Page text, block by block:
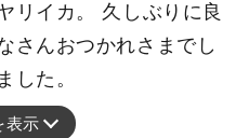
リイカ。 久しぶりに良
さんおつかれさまでし
した。
表示